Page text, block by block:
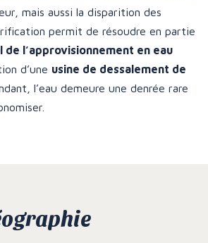
mais aussi la disparition des
permit de résoudre en partie
l’approvisionnement en eau
d’une usine de dessalement de
l’eau demeure une denrée rare